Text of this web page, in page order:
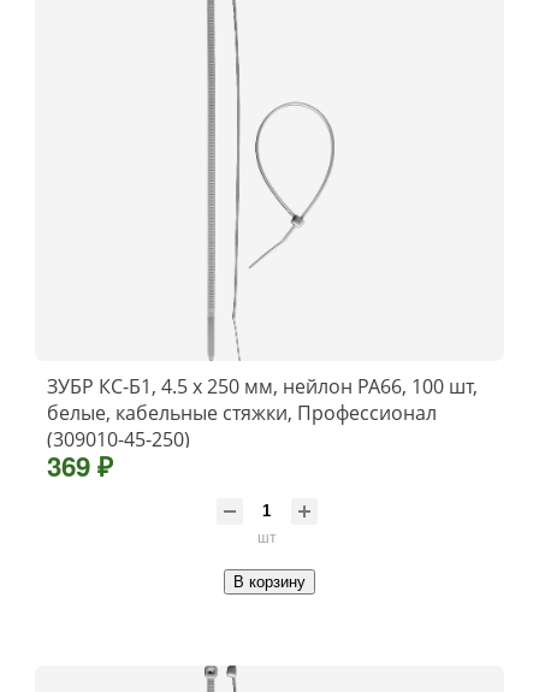
ЗУБР КС-Б1, 4.5 x 250 мм, нейлон РА66, 100 шт,
белые, кабельные стяжки, Профессионал
(309010-45-250)
369 ₽
шт
В корзину